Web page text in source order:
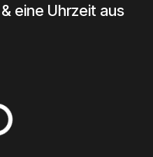
eine Uhrzeit aus